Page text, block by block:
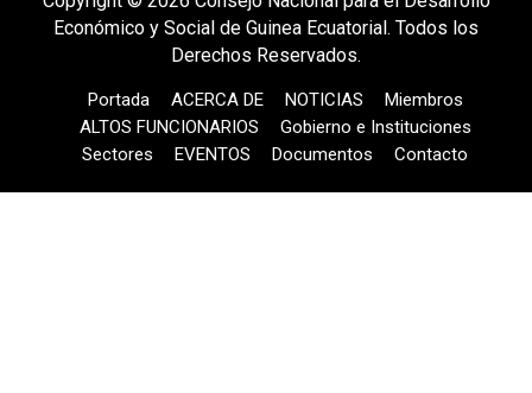
Económico y Social de Guinea Ecuatorial. Todos los
Derechos Reservados.
Portada ACERCA DE NOTICIAS
Miembros
ALTOS FUNCIONARIOS
Gobierno e Instituciones
Sectores
EVENTOS Documentos Contacto